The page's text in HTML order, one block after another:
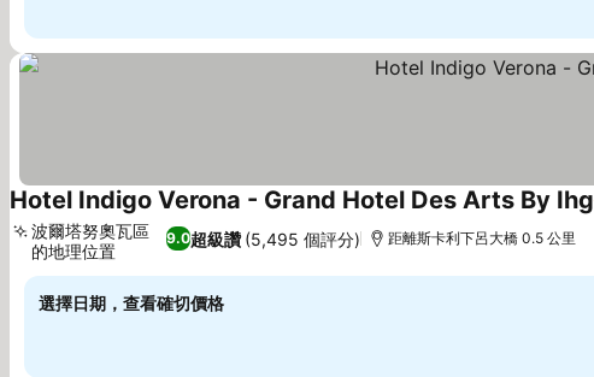
Hotel Indigo Verona - Grand Hotel Des Arts By Ihg
9.0超級讚 (5,495 個評分)
波爾塔努奧瓦區
的地理位置
距離斯卡利下呂大橋 0.5 公里
選擇日期，查看確切價格